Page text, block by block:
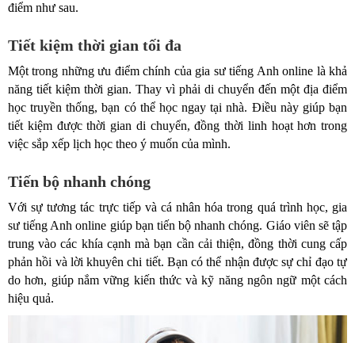
điểm như sau.
Tiết kiệm thời gian tối đa
Một trong những ưu điểm chính của gia sư tiếng Anh online là khả
năng tiết kiệm thời gian. Thay vì phải di chuyển đến một địa điểm
học truyền thống, bạn có thể học ngay tại nhà. Điều này giúp bạn
tiết kiệm được thời gian di chuyển, đồng thời linh hoạt hơn trong
việc sắp xếp lịch học theo ý muốn của mình.
Tiến bộ nhanh chóng
Với sự tương tác trực tiếp và cá nhân hóa trong quá trình học, gia
sư tiếng Anh online giúp bạn tiến bộ nhanh chóng. Giáo viên sẽ tập
trung vào các khía cạnh mà bạn cần cải thiện, đồng thời cung cấp
phản hồi và lời khuyên chi tiết. Bạn có thể nhận được sự chỉ đạo tự
do hơn, giúp nắm vững kiến thức và kỹ năng ngôn ngữ một cách
hiệu quả.